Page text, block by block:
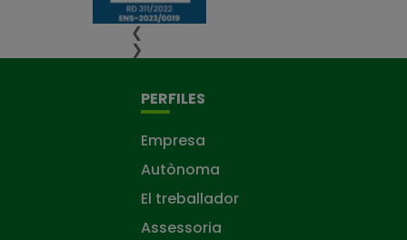
❮
❯
PERFILES
Empresa
Autònoma
El treballador
Assessoria